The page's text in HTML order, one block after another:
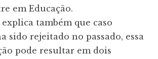
em Educação.
também que caso
sido rejeitado no passado, essa
pode resultar em dois